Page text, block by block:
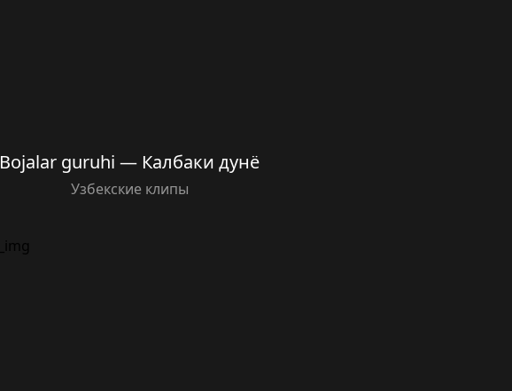
Bojalar guruhi — Калбаки дунё
Узбекские клипы